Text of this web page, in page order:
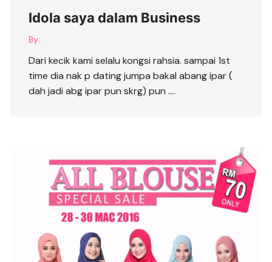
Idola saya dalam Business
By:
Dari kecik kami selalu kongsi rahsia. sampai 1st
time dia nak p dating jumpa bakal abang ipar (
dah jadi abg ipar pun skrg) pun ….